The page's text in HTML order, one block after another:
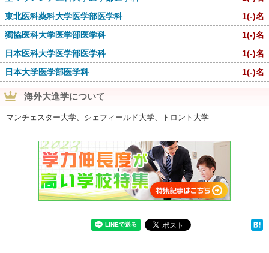
東北医科薬科大学医学部医学科
1(-)名
獨協医科大学医学部医学科
1(-)名
日本医科大学医学部医学科
1(-)名
日本大学医学部医学科
1(-)名
海外大進学について
マンチェスター大学、シェフィールド大学、トロント大学